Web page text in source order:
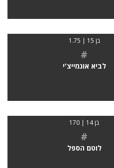
בן 15 | 1.75
#
לביא אונמייצ'י
בן 14 | 170
#
לוטם הספל